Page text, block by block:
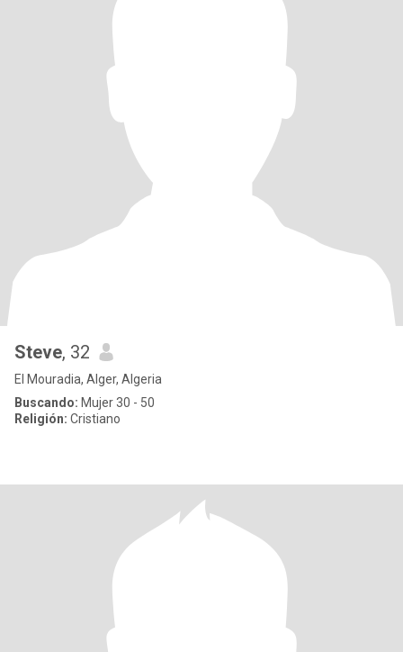
Steve, 32
El Mouradia, Alger, Algeria
Buscando: Mujer 30 - 50
Religión: Cristiano